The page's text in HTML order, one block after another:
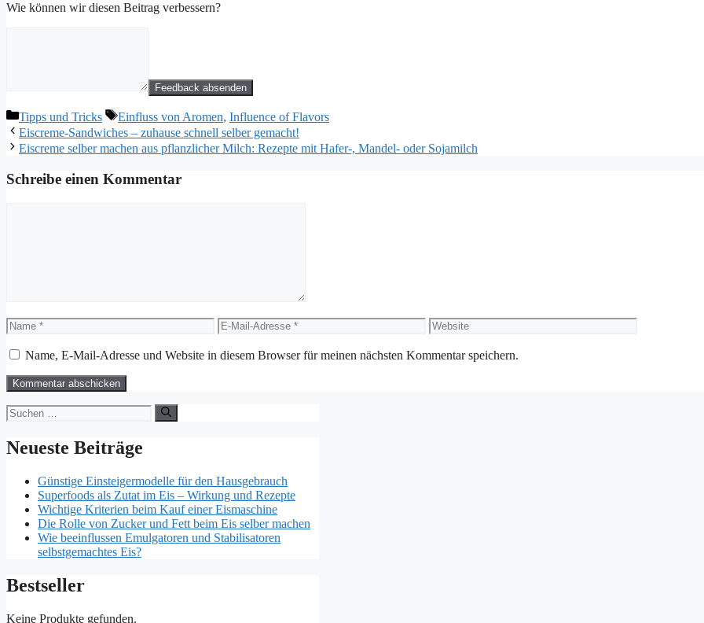
Wie können wir diesen Beitrag verbessern?
Feedback absenden
Kategorien
Tipps und Tricks Schlagwörter
Einfluss von Aromen, Influence of Flavors
Eiscreme-Sandwiches – zuhause schnell selber gemacht!
Eiscreme selber machen aus pflanzlicher Milch: Rezepte mit Hafer-, Mandel- oder Sojamilch
Schreibe einen Kommentar
Name
E-
Mail-
Adresse
Website
Name, E-Mail-Adresse und Website in diesem Browser für meinen nächsten Kommentar speichern.
Suchen
nach:
Neueste Beiträge
Günstige Einsteigermodelle für den Hausgebrauch
Superfoods als Zutat im Eis – Wirkung und Rezepte
Wichtige Kriterien beim Kauf einer Eismaschine
Die Rolle von Zucker und Fett beim Eis selber machen
Wie beeinflussen Emulgatoren und Stabilisatoren
selbstgemachtes Eis?
Bestseller
Keine Produkte gefunden.